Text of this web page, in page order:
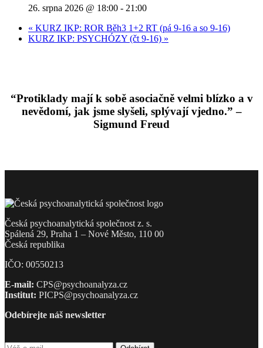
26. srpna 2026 @ 18:00 - 21:00
« KURZ IKP: ROR Běh3 1+2 RT (pá 9-16 a so 9-16)
KURZ IKP: PSYCHÓZY (čt 9-16) »
“Protiklady mají k sobě asociačně velmi blízko a v
nevědomí, jak jsme slyšeli, splývají vjedno.” –
Sigmund Freud
Česká psychoanalytická společnost z. s.
Spálená 29, Praha 1 – Nové Město, 110 00
Česká republika
IČO: 00550213
E-mail: CPS@psychoanalyza.cz
Institut: PICPS@psychoanalyza.cz
Odebírejte náš newsletter